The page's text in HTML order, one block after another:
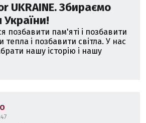
UKRAINE. Збираємо
України!
позбавити пам'яті і позбавити
і позбавити світла. У нас
нашу історію і нашу